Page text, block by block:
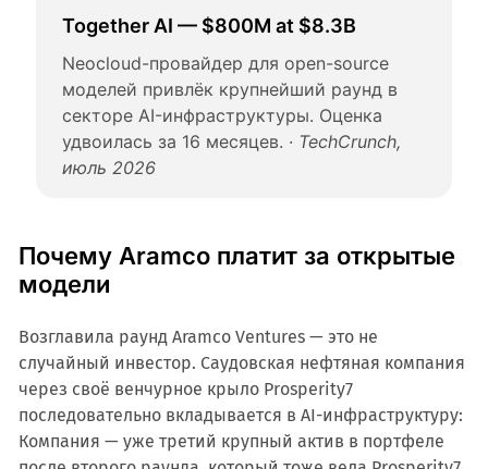
Together AI — $800M at $8.3B
Neocloud-провайдер для open-source
моделей привлёк крупнейший раунд в
секторе AI-инфраструктуры. Оценка
удвоилась за 16 месяцев. · TechCrunch,
июль 2026
Почему Aramco платит за открытые
модели
Возглавила раунд Aramco Ventures — это не
случайный инвестор. Саудовская нефтяная компания
через своё венчурное крыло Prosperity7
последовательно вкладывается в AI-инфраструктуру:
Компания — уже третий крупный актив в портфеле